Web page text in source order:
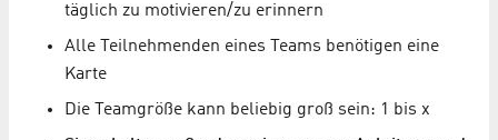
täglich zu motivieren/zu erinnern
Alle Teilnehmenden eines Teams benötigen eine
Karte
Die Teamgröße kann beliebig groß sein: 1 bis x